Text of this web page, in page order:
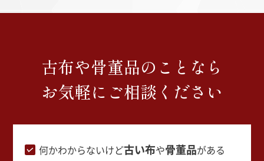
古布や骨董品のことなら
お気軽にご相談ください
何かわからないけど古い布や骨董品がある